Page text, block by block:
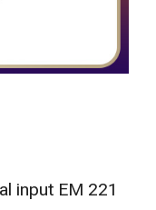
input EM 221